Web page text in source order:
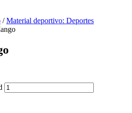
/Material deportivo: Deportes